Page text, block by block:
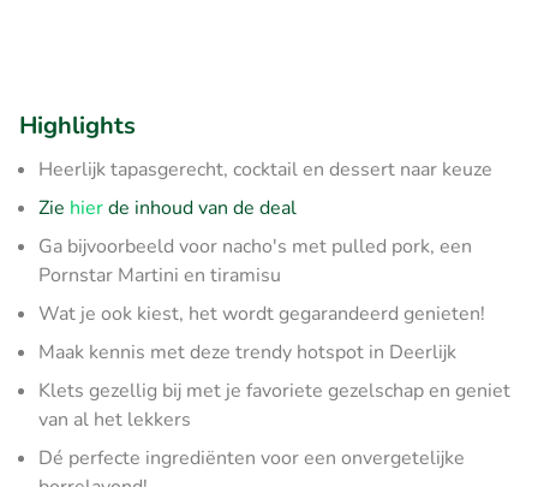
Highlights
Heerlijk tapasgerecht, cocktail en dessert naar keuze
Zie hierde inhoud van de deal
Ga bijvoorbeeld voor nacho's met pulled pork, een
Pornstar Martini en tiramisu
Wat je ook kiest, het wordt gegarandeerd genieten!
Maak kennis met deze trendy hotspot in Deerlijk
Klets gezellig bij met je favoriete gezelschap en geniet
van al het lekkers
Dé perfecte ingrediënten voor een onvergetelijke